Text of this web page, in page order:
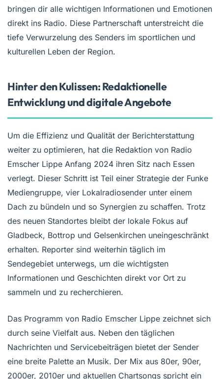
bringen dir alle wichtigen Informationen und Emotionen
direkt ins Radio. Diese Partnerschaft unterstreicht die
tiefe Verwurzelung des Senders im sportlichen und
kulturellen Leben der Region.
Hinter den Kulissen: Redaktionelle
Entwicklung und digitale Angebote
Um die Effizienz und Qualität der Berichterstattung
weiter zu optimieren, hat die Redaktion von Radio
Emscher Lippe Anfang 2024 ihren Sitz nach Essen
verlegt. Dieser Schritt ist Teil einer Strategie der Funke
Mediengruppe, vier Lokalradiosender unter einem
Dach zu bündeln und so Synergien zu schaffen. Trotz
des neuen Standortes bleibt der lokale Fokus auf
Gladbeck, Bottrop und Gelsenkirchen uneingeschränkt
erhalten. Reporter sind weiterhin täglich im
Sendegebiet unterwegs, um die wichtigsten
Informationen und Geschichten direkt vor Ort zu
sammeln und zu recherchieren.
Das Programm von Radio Emscher Lippe zeichnet sich
durch seine Vielfalt aus. Neben den täglichen
Nachrichten und Servicebeiträgen bietet der Sender
eine breite Palette an Musik. Der Mix aus 80er, 90er,
2000er, 2010er und aktuellen Chartsongs spricht ein